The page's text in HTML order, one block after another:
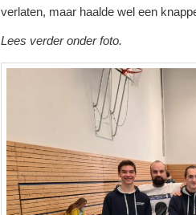
verlaten, maar haalde wel een
Lees verder onder foto.